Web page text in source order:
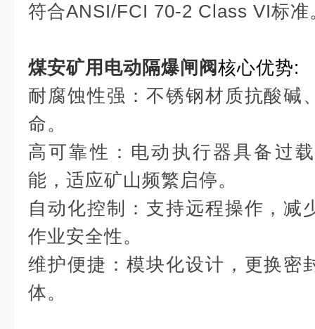
符合ANSI/FCI 70-2 Class VI标准
煤安矿用电动隔爆闸阀核心优势:
耐腐蚀性强：不锈钢材质抗酸碱
命。
高可靠性：电动执行器具备过
能，适应矿山频繁启停。
自动化控制：支持远程操作，减
作业安全性。
维护便捷：模块化设计，更换密
体。